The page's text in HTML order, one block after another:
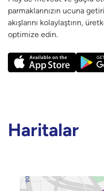
parmaklarınızın ucuna
akışlarını kolaylaştırın,
optimize edin.
Haritalar